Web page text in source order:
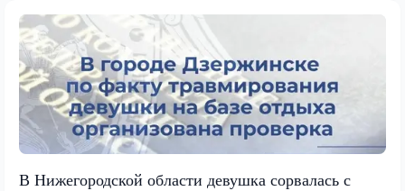
В Нижегородской области девушка сорвалась с